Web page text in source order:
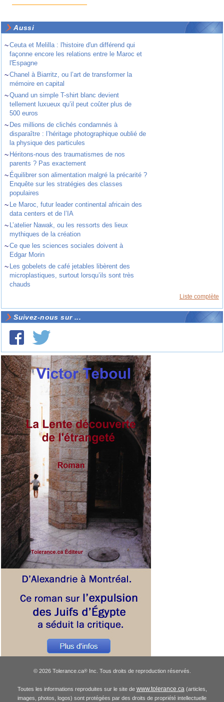
Aussi
~Ceuta et Melilla : l'histoire d'un différend qui
façonne encore les relations entre le Maroc et
l'Espagne
~Chanel à Biarritz, ou l’art de transformer la
mémoire en capital
~Quand un simple T-shirt blanc devient
tellement luxueux qu’il peut coûter plus de
500 euros
~ Des millions de clichés condamnés à
disparaître : l’héritage photographique oublié de
la physique des particules
~ Héritons-nous des traumatismes de nos
parents ? Pas exactement
~ Équilibrer son alimentation malgré la précarité ?
Enquête sur les stratégies des classes
populaires
~ Le Maroc, futur leader continental africain des
data centers et de l’IA
~ L’atelier Nawak, ou les ressorts des lieux
mythiques de la création
~Ce que les sciences sociales doivent à
Edgar Morin
~ Les gobelets de café jetables libèrent des
microplastiques, surtout lorsqu’ils sont très
chauds
Liste complète
Suivez-nous sur ...
© 2026 Tolerance.ca®Inc. Tous droits de reproduction réservés.
Toutes les informations reproduites sur le site de www.tolerance.ca(articles,
images, photos, logos) sont protégées par des droits de propriété intellectuelle